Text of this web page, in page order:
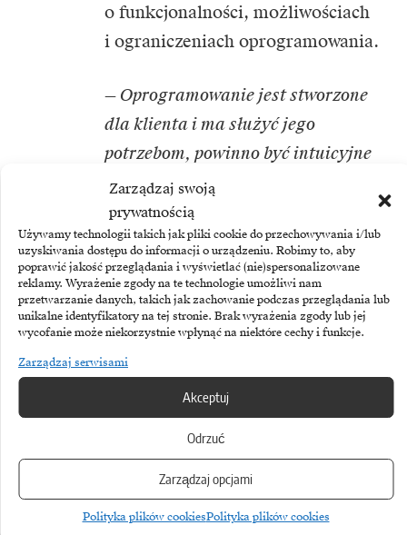
Zarządzaj swoją
prywatnością
Używamy technologii takich jak pliki cookie do przechowywania i/lub
uzyskiwania dostępu do informacji o urządzeniu. Robimy to, aby
poprawić jakość przeglądania i wyświetlać (nie)spersonalizowane
reklamy. Wyrażenie zgody na te technologie umożliwi nam
przetwarzanie danych, takich jak zachowanie podczas przeglądania lub
unikalne identyfikatory na tej stronie. Brak wyrażenia zgody lub jej
wycofanie może niekorzystnie wpłynąć na niektóre cechy i funkcje.
Zarządzaj serwisami
Akceptuj
Odrzuć
Zarządzaj opcjami
Polityka plików cookiesPolityka plików cookies
o funkcjonalności, możliwościach
i ograniczeniach oprogramowania.
— Oprogramowanie jest stworzone
dla klienta i ma służyć jego
potrzebom, powinno być intuicyjne
i łatwe w użyciu, ale to nie koniec.
Dostawca musi również
zagwarantować skuteczne wsparcie
techniczne, które jest kluczowe.
—kwituje.
Automatyzacja